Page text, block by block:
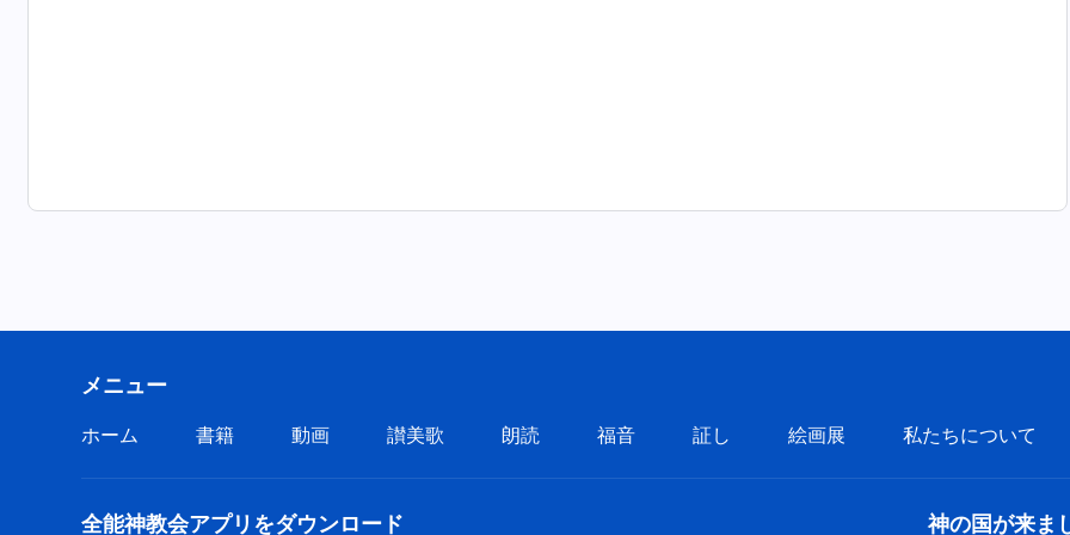
メニュー
ホーム 書籍 動画 讃美歌 朗読 福音 証し 絵画展 私たちについて
全能神教会アプリをダウンロード 神の国が来ま